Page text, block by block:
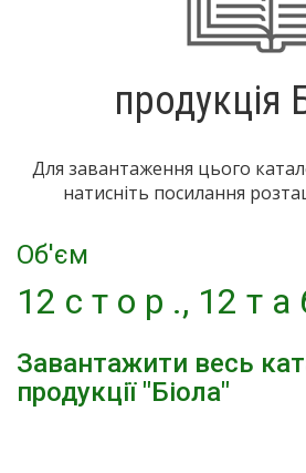
продукція
Для завантаження цього
натисніть посилання
Об'єм
12 с т о р ., 12 т а
Завантажити весь
продукції "Біола"